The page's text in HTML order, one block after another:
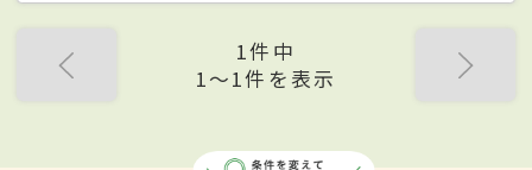
1件中
1〜1件を表示